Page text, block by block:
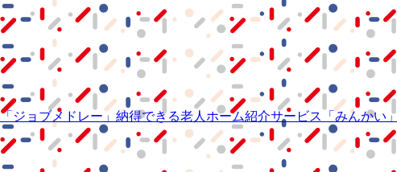
「ジョブメドレー」 納得できる老人ホーム紹介サービス 「みんかい」